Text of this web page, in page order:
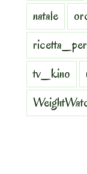
natale
tv_kino